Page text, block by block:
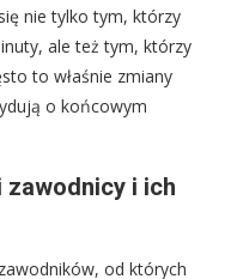
nie tylko tym, którzy
ale też tym, którzy
to właśnie zmiany
o końcowym
i ich
od których